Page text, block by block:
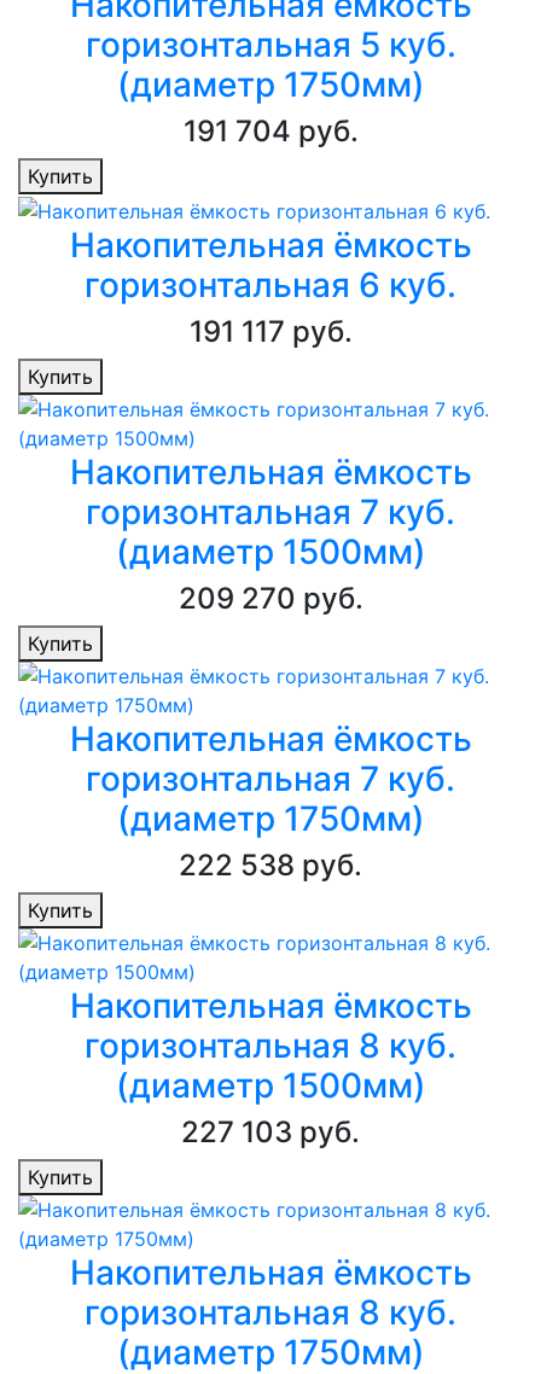
горизонтальная 5 куб.
(диаметр 1750мм)
191 704 руб.
Купить
Накопительная ёмкость
горизонтальная 6 куб.
191 117 руб.
Купить
Накопительная ёмкость
горизонтальная 7 куб.
(диаметр 1500мм)
209 270 руб.
Купить
Накопительная ёмкость
горизонтальная 7 куб.
(диаметр 1750мм)
222 538 руб.
Купить
Накопительная ёмкость
горизонтальная 8 куб.
(диаметр 1500мм)
227 103 руб.
Купить
Накопительная ёмкость
горизонтальная 8 куб.
(диаметр 1750мм)